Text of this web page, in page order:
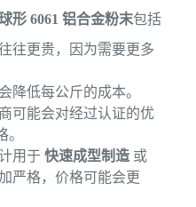
形 6061 铝合金粉末包括
往更贵，因为需要更多
降低每公斤的成本。
可能会对经过认证的优
用于 快速成型制造或
严格，价格可能会更